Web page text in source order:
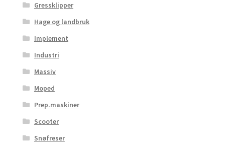
Gressklipper
Hage og landbruk
Implement
Industri
Massiv
Moped
Prep.maskiner
Scooter
Snøfreser